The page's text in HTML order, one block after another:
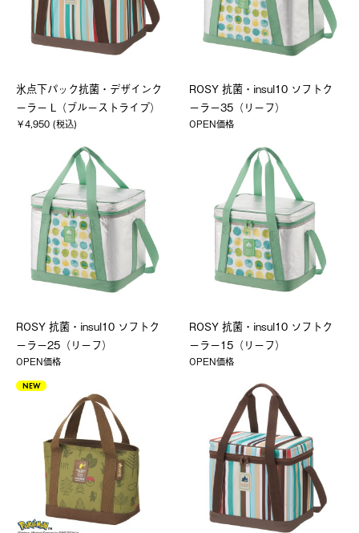
氷点下パック抗菌・デザインク
ーラー L（ブルーストライプ）
￥4,950 (税込)
ROSY 抗菌・insul10 ソフトク
ーラー35（リーフ）
OPEN価格
ROSY 抗菌・insul10 ソフトク
ーラー25（リーフ）
OPEN価格
ROSY 抗菌・insul10 ソフトク
ーラー15（リーフ）
OPEN価格
NEW